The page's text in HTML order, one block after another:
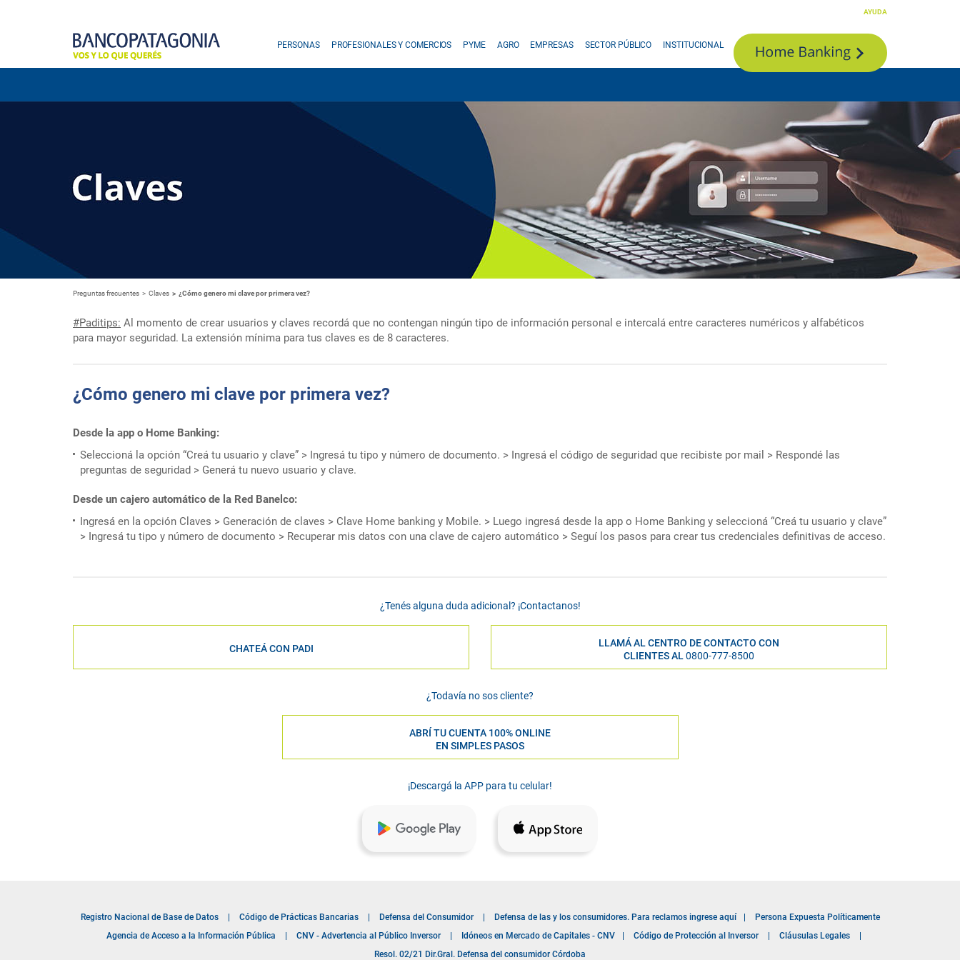
AYUDA
PERSONAS PROFESIONALES Y COMERCIOS PYME AGRO EMPRESAS SECTOR PÚBLICO INSTITUCIONAL
Preguntas frecuentes Claves ¿Cómo genero mi clave por primera vez?
#Paditips: Al momento de crear usuarios y claves recordá que no contengan ningún tipo de información personal e intercalá entre caracteres numéricos y alfabéticos
para mayor seguridad. La extensión mínima para tus claves es de 8 caracteres.
¿Cómo genero mi clave por primera vez?
Desde la app o Home Banking:
Seleccioná la opción “Creá tu usuario y clave” > Ingresá tu tipo y número de documento. > Ingresá el código de seguridad que recibiste por mail > Respondé las
preguntas de seguridad > Generá tu nuevo usuario y clave.
Desde un cajero automático de la Red Banelco:
Ingresá en la opción Claves > Generación de claves > Clave Home banking y Mobile. > Luego ingresá desde la app o Home Banking y seleccioná “Creá tu usuario y clave”
> Ingresá tu tipo y número de documento > Recuperar mis datos con una clave de cajero automático > Seguí los pasos para crear tus credenciales definitivas de acceso.
¿Tenés alguna duda adicional? ¡Contactanos!
CHATEÁ CON PADI
LLAMÁ AL CENTRO DE CONTACTO CON
CLIENTES AL0800-777-8500
¿Todavía no sos cliente?
ABRÍ TU CUENTA 100% ONLINE
EN SIMPLES PASOS
¡Descargá la APP para tu celular!
Registro Nacional de Base de Datos Código de Prácticas Bancarias Defensa del Consumidor Defensa de las y los consumidores. Para reclamos ingrese aquí
Persona Expuesta Políticamente
Agencia de Acceso a la Información Pública
CNV - Advertencia al Público Inversor Idóneos en Mercado de Capitales - CNV Código de Protección al Inversor Cláusulas Legales
Resol. 02/21 Dir.Gral. Defensa del consumidor Córdoba